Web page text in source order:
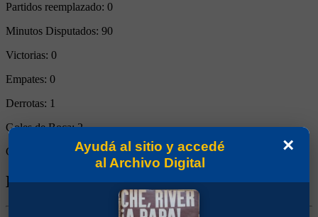
Partidos reemplazado: 0
Minutos Disputados: 90
Victorias: 0
Empates: 0
Derrotas: 1
Goles de Boca:2
Goles rivales:
3
Biografía de Omar Sebastián Pérez
×
Ayudá al sitio y accedé
al Archivo Digital